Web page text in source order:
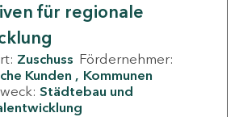
für regionale
Zuschuss Fördernehmer:
Kunden
Kommunen
Städtebau und